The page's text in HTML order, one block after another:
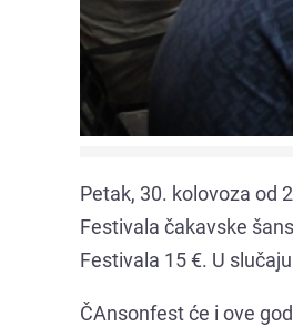
Petak, 30. kolovoza od
Festivala čakavske
Festivala 15 €. U
ČAnsonfest će i ove